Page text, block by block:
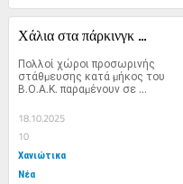
Χάλια στα πάρκινγκ ...
Πολλοί χώροι προσωρινής
στάθµευσης κατά µήκος του
Β.Ο.Α.Κ. παραµένουν σε
εγκατάλειψη από τους
αρµόδιους...
18.10.2025
10
Χανιώτικα
Νέα